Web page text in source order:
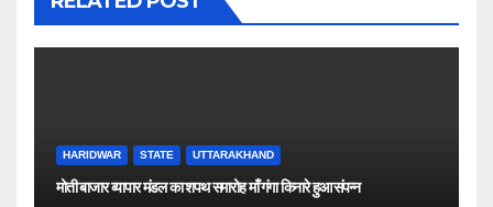
HARIDWAR STATE UTTARAKHAND
मोती बाजार व्यापार मंडल का शपथ समारोह माँ गंगा किनारे हुआ संपन्न